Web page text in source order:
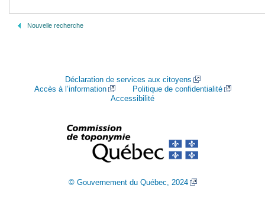
Nouvelle recherche
Déclaration de services aux citoyens
Accès à l’information
Politique de confidentialité
Accessibilité
© Gouvernement du Québec, 2024